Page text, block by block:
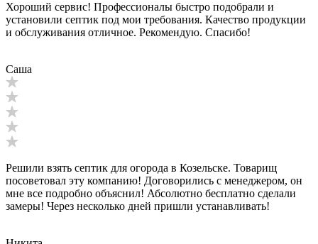
Хороший сервис! Профессионалы быстро подобрали и
установили септик под мои требования. Качество продукции
и обслуживания отличное. Рекомендую. Спасибо!
Саша
Решили взять септик для огорода в Козельске. Товарищ
посоветовал эту компанию! Договорились с менеджером, он
мне все подробно объяснил! Абсолютно бесплатно сделали
замеры! Через несколько дней пришли устанавливать!